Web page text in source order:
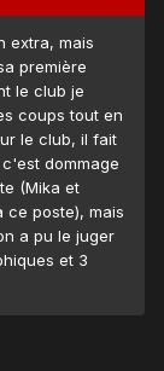
extra, mais
première
le club je
coups tout en
le club, il fait
dommage
(Mika et
ce poste), mais
a pu le juger
et 3